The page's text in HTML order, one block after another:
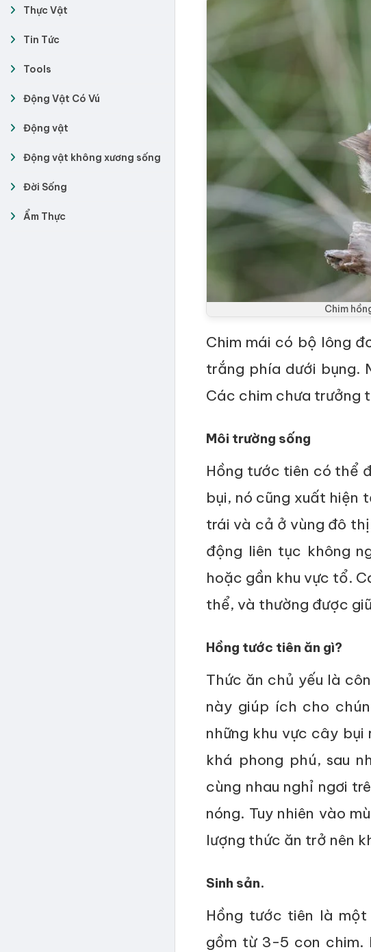
Thực Vật
Tin Tức
Tools
Động Vật Có Vú
Động vật
Động vật không xương sống
Đời Sống
Ẩm Thực
Chim
Chim mái có bộ lông
trắng phía dưới bụng.
Các chim chưa trưởng
Môi trường sống
Hồng tước tiên có thể
bụi, nó cũng xuất hiện
trái và cả ở vùng đô
động liên tục không
hoặc gần khu vực tổ.
thể, và thường được
Hồng tước tiên ăn gì?
Thức ăn chủ yếu là
này giúp ích cho
những khu vực cây
khá phong phú, sau
cùng nhau nghỉ ngơi
nóng. Tuy nhiên vào
lượng thức ăn trở nên
Sinh sản.
Hồng tước tiên là
gồm từ 3-5 con chim.